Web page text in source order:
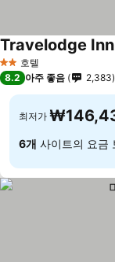
2 성급호텔
8.2 아주 좋음 2,383
최저가
6개 사이트의 요금